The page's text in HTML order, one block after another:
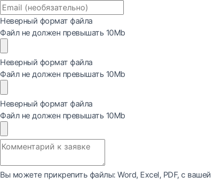
Неверный формат файла
Файл не должен превышать 10Mb
Неверный формат файла
Файл не должен превышать 10Mb
Неверный формат файла
Файл не должен превышать 10Mb
Вы можете прикрепить файлы: Word, Exсel, PDF, с вашей